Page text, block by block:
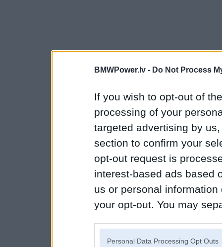
BMWPower.lv - Do Not Process
If you wish to opt-out of
processing of your
targeted advertising by
section to confirm your
opt-out request is
interest-based ads based
us or personal
your opt-out. You may
Personal Data Processing Opt Outs